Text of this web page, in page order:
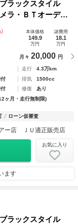
ラックスタイル
ラ・ＢＴオーディ
ヒーター・ＥＴ
マキー・ミラーウ
) 本体価格
149.9
万円
諸費用
18.1
万円
月々 20,000 円
走行
4.3万km
排気
1500cc
修復
あり
ヶ月・走行無制限)
ローン仮審査
ー店 ＪＵ適正販売店
お気に入り
ます
ラックスタイル